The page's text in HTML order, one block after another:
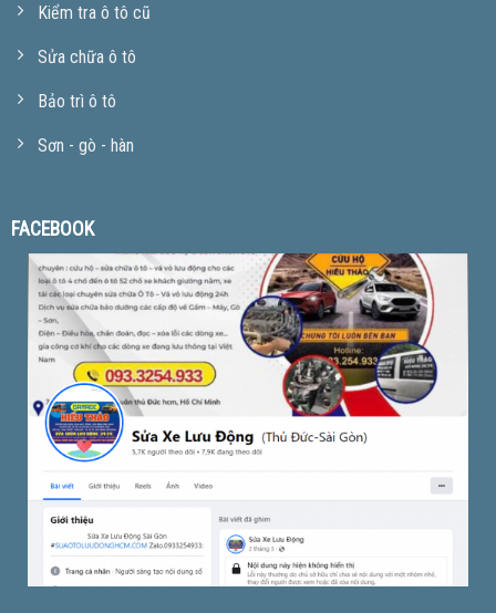
Kiểm tra ô tô cũ
Sửa chữa ô tô
Bảo trì ô tô
Sơn - gò - hàn
FACEBOOK